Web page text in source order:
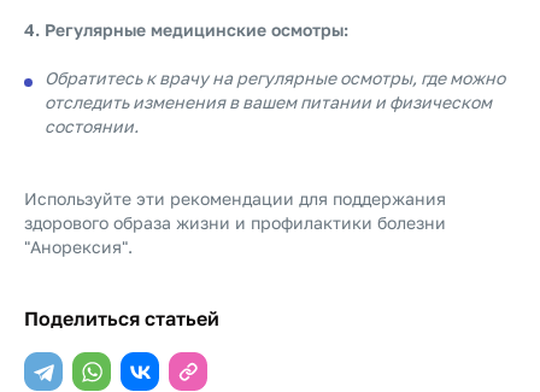
4. Регулярные медицинские осмотры:
Обратитесь к врачу на регулярные осмотры, где можно
отследить изменения в вашем питании и физическом
состоянии.
Используйте эти рекомендации для поддержания
здорового образа жизни и профилактики болезни
"Анорексия".
Поделиться статьей